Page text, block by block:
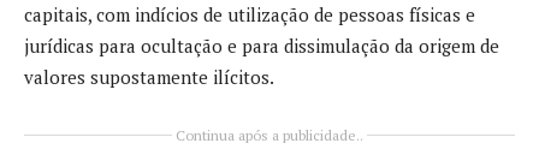
capitais, com indícios de utilização de pessoas físicas e
jurídicas para ocultação e para dissimulação da origem de
valores supostamente ilícitos.
Continua após a publicidade..